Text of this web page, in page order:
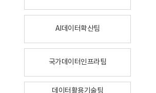
AI데이터확산팀
국가데이터인프라팀
데이터활용기술팀